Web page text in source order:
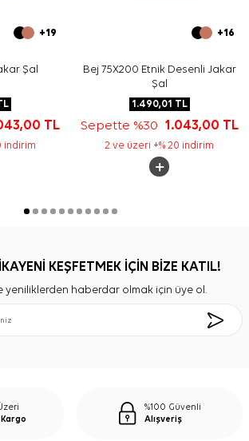
+19
Şal
TL
indirim
+16
Bej 75X200 Etnik Desenli Jakar
Şal
1.490,01 TL
Sepette %30 1.043,00 TL
2 ve üzeri +% 20 indirim
KEŞFETMEK İÇİN BİZE KATIL!
yeniliklerden haberdar olmak için üye ol.
%100 Güvenli
Alışveriş